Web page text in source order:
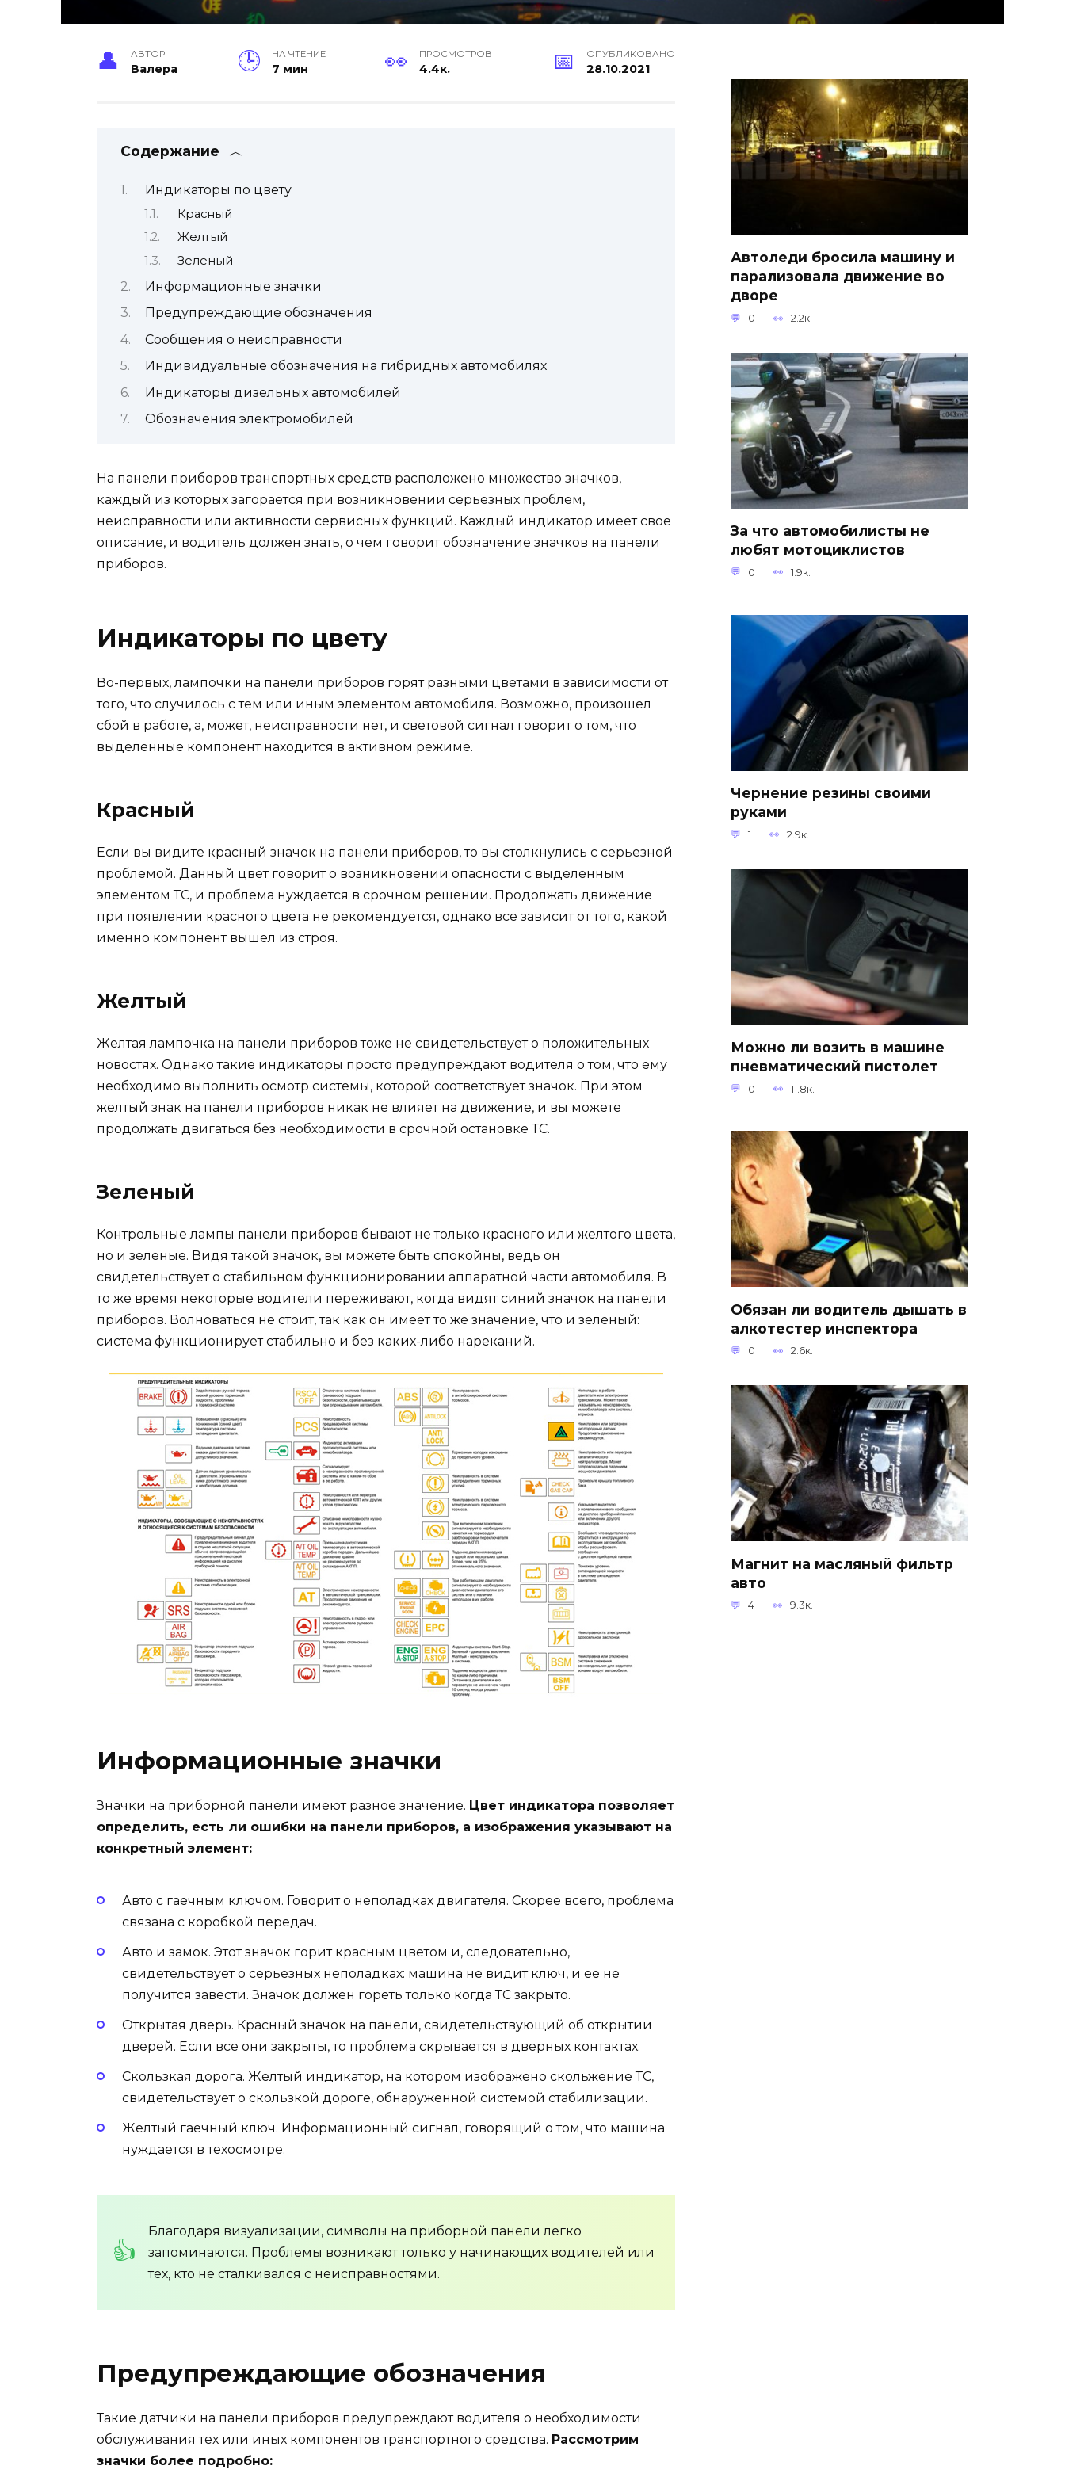
АВТОР
Валера
НА ЧТЕНИЕ
7 мин
ПРОСМОТРОВ
4.4к.
ОПУБЛИКОВАНО
28.10.2021
Содержание
Индикаторы по цвету
Красный
Желтый
Зеленый
Информационные значки
Предупреждающие обозначения
Сообщения о неисправности
Индивидуальные обозначения на гибридных автомобилях
Индикаторы дизельных автомобилей
Обозначения электромобилей
На панели приборов транспортных средств расположено множество значков,
каждый из которых загорается при возникновении серьезных проблем,
неисправности или активности сервисных функций. Каждый индикатор имеет свое
описание, и водитель должен знать, о чем говорит обозначение значков на панели
приборов.
Индикаторы по цвету
Во-первых, лампочки на панели приборов горят разными цветами в зависимости от
того, что случилось с тем или иным элементом автомобиля. Возможно, произошел
сбой в работе, а, может, неисправности нет, и световой сигнал говорит о том, что
выделенные компонент находится в активном режиме.
Красный
Если вы видите красный значок на панели приборов, то вы столкнулись с серьезной
проблемой. Данный цвет говорит о возникновении опасности с выделенным
элементом ТС, и проблема нуждается в срочном решении. Продолжать движение
при появлении красного цвета не рекомендуется, однако все зависит от того, какой
именно компонент вышел из строя.
Желтый
Желтая лампочка на панели приборов тоже не свидетельствует о положительных
новостях. Однако такие индикаторы просто предупреждают водителя о том, что ему
необходимо выполнить осмотр системы, которой соответствует значок. При этом
желтый знак на панели приборов никак не влияет на движение, и вы можете
продолжать двигаться без необходимости в срочной остановке ТС.
Зеленый
Контрольные лампы панели приборов бывают не только красного или желтого цвета,
но и зеленые. Видя такой значок, вы можете быть спокойны, ведь он
свидетельствует о стабильном функционировании аппаратной части автомобиля. В
то же время некоторые водители переживают, когда видят синий значок на панели
приборов. Волноваться не стоит, так как он имеет то же значение, что и зеленый:
система функционирует стабильно и без каких-либо нареканий.
Информационные значки
Значки на приборной панели имеют разное значение. Цвет индикатора позволяет
определить, есть ли ошибки на панели приборов, а изображения указывают на
конкретный элемент:
Авто с гаечным ключом. Говорит о неполадках двигателя. Скорее всего, проблема
связана с коробкой передач.
Авто и замок. Этот значок горит красным цветом и, следовательно,
свидетельствует о серьезных неполадках: машина не видит ключ, и ее не
получится завести. Значок должен гореть только когда ТС закрыто.
Открытая дверь. Красный значок на панели, свидетельствующий об открытии
дверей. Если все они закрыты, то проблема скрывается в дверных контактах.
Скользкая дорога. Желтый индикатор, на котором изображено скольжение ТС,
свидетельствует о скользкой дороге, обнаруженной системой стабилизации.
Желтый гаечный ключ. Информационный сигнал, говорящий о том, что машина
нуждается в техосмотре.
Благодаря визуализации, символы на приборной панели легко
запоминаются. Проблемы возникают только у начинающих водителей или
тех, кто не сталкивался с неисправностями.
Предупреждающие обозначения
Такие датчики на панели приборов предупреждают водителя о необходимости
обслуживания тех или иных компонентов транспортного средства. Рассмотрим
значки более подробно:
Автоледи бросила машину и
парализовала движение во
дворе
0 2.2к.
За что автомобилисты не
любят мотоциклистов
0 1.9к.
Чернение резины своими
руками
1 2.9к.
Можно ли возить в машине
пневматический пистолет
0 11.8к.
Обязан ли водитель дышать в
алкотестер инспектора
0 2.6к.
Магнит на масляный фильтр
авто
4 9.3к.